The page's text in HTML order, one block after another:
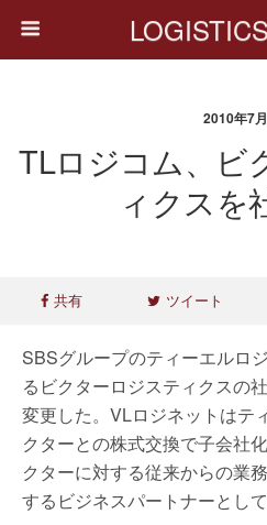
2010年7
TLロジコム、ビ
ィクスを
共有 ツイート
SBSグループのティーエルロ
るビクターロジスティクスの
変更した。VLロジネットはテ
クターとの株式交換で子会社
クターに対する従来からの業
するビジネスパートナーとして